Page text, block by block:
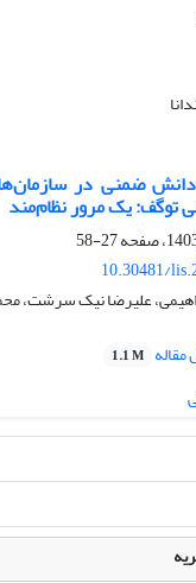
ضمنی در
توگف: یک مرور نظام‌مند
27-58
10.30481/
علیرضا نیک سرشت،
1.1 M